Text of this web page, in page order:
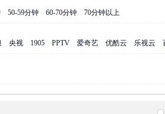
50-59分钟 60-70分钟 70分钟以上
央视 1905 PPTV 爱奇艺 优酷云 乐视云